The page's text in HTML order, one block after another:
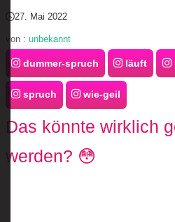
27. Mai 2022
von : unbekannt
dummer-spruch läuft
spruch wie-geil
Das könnte wirklich
werden? 😳